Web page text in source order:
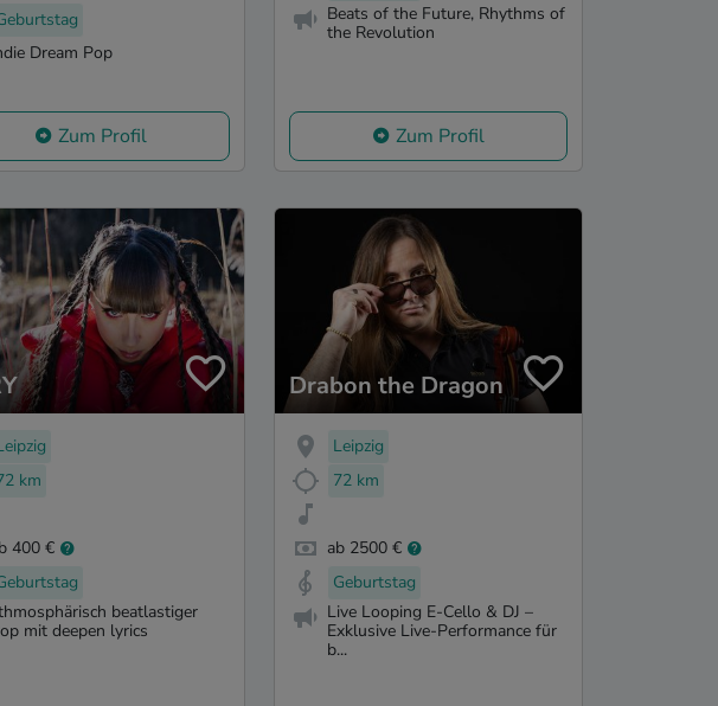
Dream Pop
Zum Profil
Beats of the Future, Rhythms of
the Revolution
Zum Profil
km
400 €
beatlastiger
mit deepen lyrics
Drabon the Dragon
Leipzig
72 km
ab 2500 €
Geburtstag
Live Looping E-Cello & DJ –
Exklusive Live-Performance für
b...